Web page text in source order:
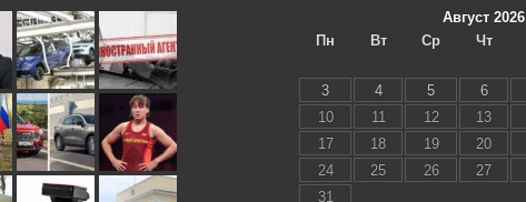
Август 2026
Пн
Вт Ср Чт
3
4 5 6
10
11 12 13
17
18 19 20
24
25 26 27
31